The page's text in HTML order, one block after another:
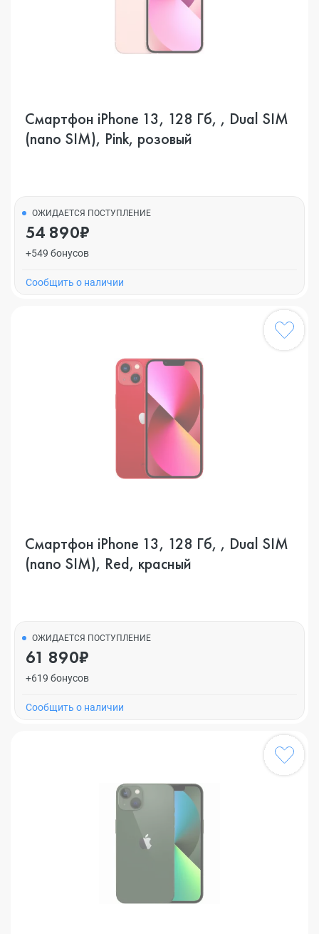
Смартфон iPhone 13, 128 Гб, , Dual SIM
(nano SIM), Pink, розовый
ОЖИДАЕТСЯ ПОСТУПЛЕНИЕ
54 890₽
+549 бонусов
Cообщить о наличии
Смартфон iPhone 13, 128 Гб, , Dual SIM
(nano SIM), Red, красный
ОЖИДАЕТСЯ ПОСТУПЛЕНИЕ
61 890₽
+619 бонусов
Cообщить о наличии